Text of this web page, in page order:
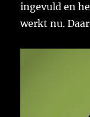
ingevuld en
werkt nu.